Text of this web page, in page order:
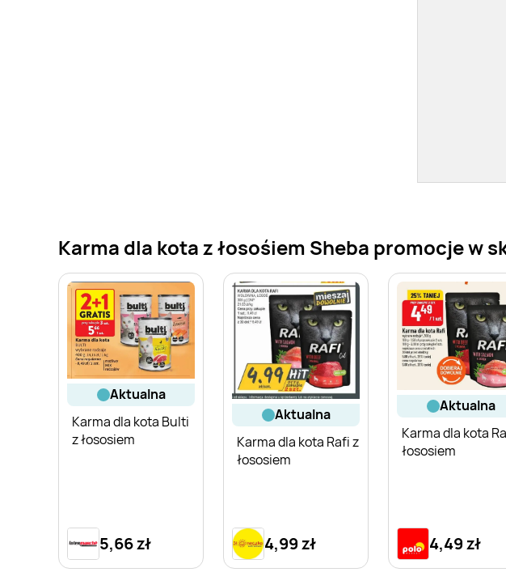
Karma dla kota z łosośiem Sheba promocje w
aktualna
Karma dla kota Bulti
z łososiem
5,66 zł
aktualna
Karma dla kota Rafi z
łososiem
4,99 zł
aktualna
Karma dla kota
łososiem
4,49 zł